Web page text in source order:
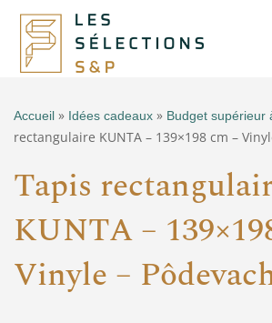
Accueil » Idées cadeaux » Budget supérieur
rectangulaire KUNTA – 139×198 cm –
Tapis
KUNTA –
Vinyle –